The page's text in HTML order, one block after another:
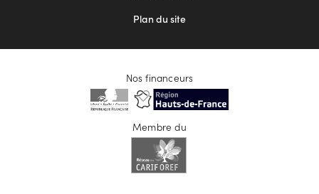
Plan du site
Nos financeurs
Membre du